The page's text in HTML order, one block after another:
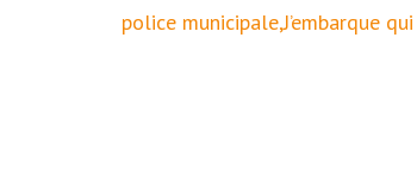
Navigation
police municipale,J’embarque